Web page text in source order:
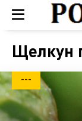
Щелкун
---